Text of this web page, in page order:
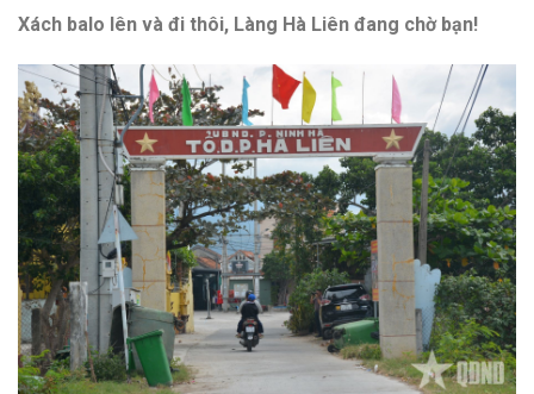
Xách balo lên và đi thôi, Làng Hà Liên đang chờ bạn!